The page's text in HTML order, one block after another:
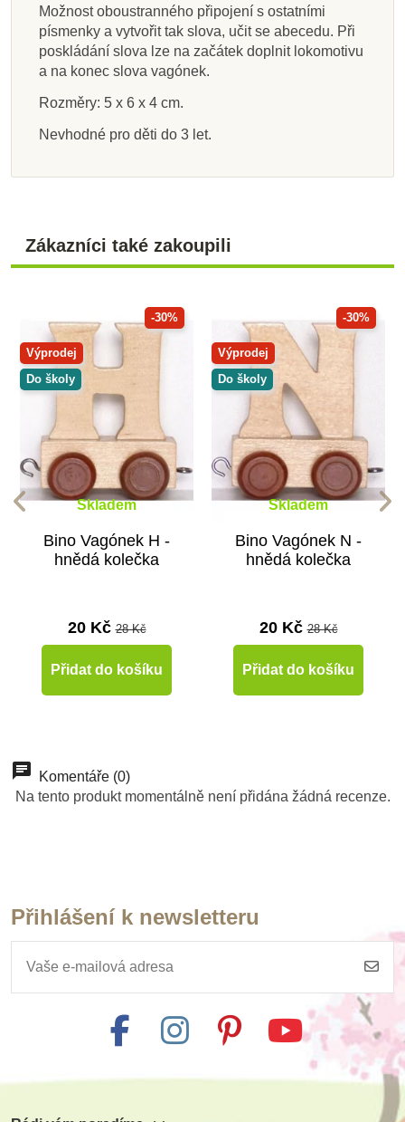
Skladem
Bino Vagónek H -
hnědá kolečka
20 Kč28 Kč
Přidat do košíku
Skladem
Goki Puzzle Abeceda
Přidat do košíku
Skladem
Poketo Plakát
abeceda
242 Kč269 Kč
Přidat do košíku
Skladem
Poketo Vyjmenovaná
Přidat do košíku
Skladem
PlanToys Braillova
čísla 1-10
440 Kč489 Kč
Přidat do košíku
Skladem
Bino Vagónek G -
Přidat do košíku
Skladem
Janod Interaktivní
knížka s aktivitami
458 Kč509 Kč
Přidat do košíku
Skladem
Bino Vagónek X -
Přidat do košíku
Možnost oboustranného připojení s ostatními
písmenky a vytvořit tak slova, učit se abecedu. Při
poskládání slova lze na začátek doplnit lokomotivu
a na konec slova vagónek.
Rozměry: 5 x 6 x 4 cm.
Nevhodné pro děti do 3 let.
Zákazníci také zakoupili
-30%
Výprodej
Do školy
Skladem
Bino Vagónek H -
hnědá kolečka
20 Kč28 Kč
Přidat do košíku
-30%
Výprodej
Do školy
Skladem
Bino Vagónek N -
hnědá kolečka
20 Kč28 Kč
Přidat do košíku
Do školy
Skladem
Goki Dřevěná káča
31 Kč
Komentáře (0)
Na tento produkt momentálně není přidána žádná recenze.
Přihlášení k newsletteru